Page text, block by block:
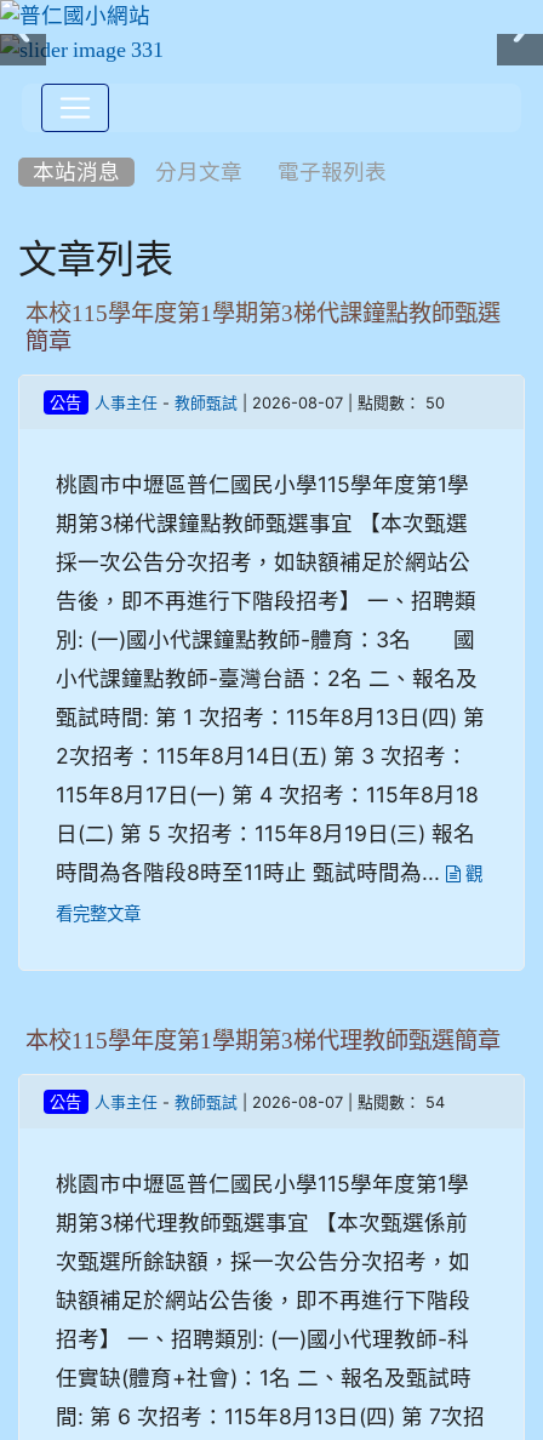
本站消息 分月文章 電子報列表
文章列表
本校115學年度第1學期第3梯代課鐘點教師甄選
簡章
公告 人事主任- 教師甄試| 2026-08-07 | 點閱數： 50
桃園市中壢區普仁國民小學115學年度第1學
期第3梯代課鐘點教師甄選事宜 【本次甄選
採一次公告分次招考，如缺額補足於網站公
告後，即不再進行下階段招考】 一、招聘類
別: (一)國小代課鐘點教師-體育：3名 國
小代課鐘點教師-臺灣台語：2名 二、報名及
甄試時間: 第 1 次招考：115年8月13日(四) 第
2次招考：115年8月14日(五) 第 3 次招考：
115年8月17日(一) 第 4 次招考：115年8月18
日(二) 第 5 次招考：115年8月19日(三) 報名
時間為各階段8時至11時止 甄試時間為...
觀
看完整文章
本校115學年度第1學期第3梯代理教師甄選簡章
公告 人事主任- 教師甄試| 2026-08-07 | 點閱數： 54
桃園市中壢區普仁國民小學115學年度第1學
期第3梯代理教師甄選事宜 【本次甄選係前
次甄選所餘缺額，採一次公告分次招考，如
缺額補足於網站公告後，即不再進行下階段
招考】 一、招聘類別: (一)國小代理教師-科
任實缺(體育+社會)：1名 二、報名及甄試時
間: 第 6 次招考：115年8月13日(四) 第 7次招